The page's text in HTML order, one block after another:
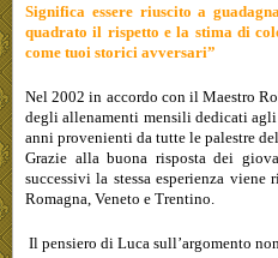
Significa essere riuscito a
quadrato il rispetto e la stima di
come tuoi storici avversari”
Nel 2002 in accordo con il Maestro
degli allenamenti mensili dedicati
anni provenienti da tutte le palestre
Grazie alla buona risposta dei
successivi la stessa esperienza viene
Romagna, Veneto e Trentino.
Il pensiero di Luca sull’argomento